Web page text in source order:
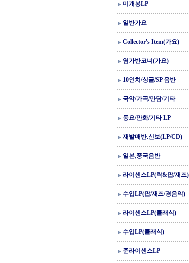
미개봉LP
일반가요
Collector's Item(가요)
염가반코너(가요)
10인치/싱글/SP 음반
국악/가곡/만담/기타
동요/만화/기타 LP
재발매반.신보(LP/CD)
일본,중국음반
라이센스LP(락&팝/재즈)
수입LP(팝/재즈/경음악)
라이센스LP(클래식)
수입LP(클래식)
준라이센스LP